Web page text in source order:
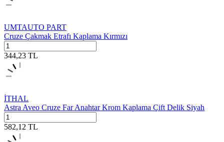
UMTAUTO PART
Cruze Çakmak Etrafı Kaplama Kırmızı
344,23 TL
İTHAL
Astra Aveo Cruze Far Anahtar Krom Kaplama Çift Delik Siyah
582,12 TL